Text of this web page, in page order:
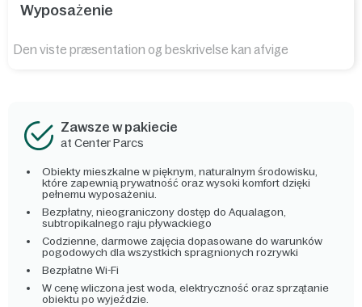
Wyposażenie
Den viste præsentation og beskrivelse kan afvige
Zawsze w pakiecie
at Center Parcs
Obiekty mieszkalne w pięknym, naturalnym środowisku,
które zapewnią prywatność oraz wysoki komfort dzięki
pełnemu wyposażeniu.
Bezpłatny, nieograniczony dostęp do Aqualagon,
subtropikalnego raju pływackiego
Codzienne, darmowe zajęcia dopasowane do warunków
pogodowych dla wszystkich spragnionych rozrywki
Bezpłatne Wi-Fi
W cenę wliczona jest woda, elektryczność oraz sprzątanie
obiektu po wyjeździe.